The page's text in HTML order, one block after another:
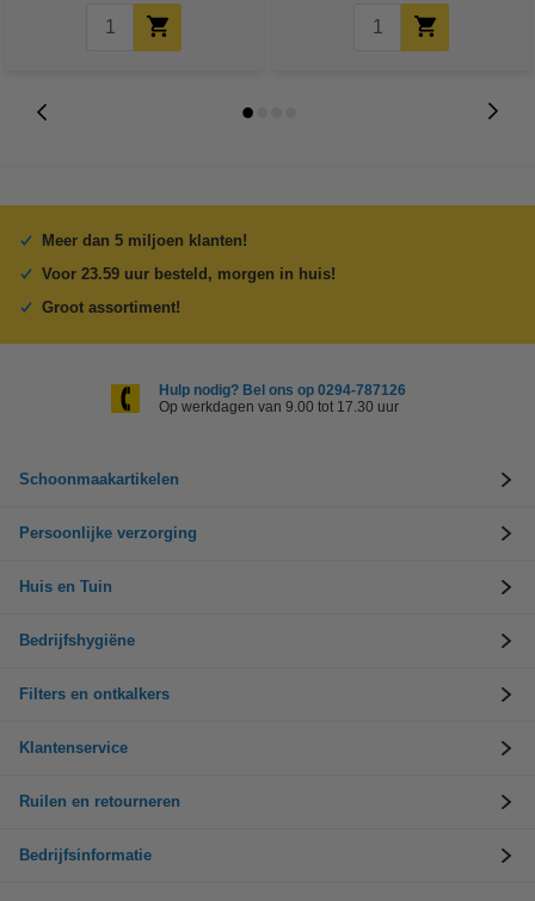
Meer dan 5 miljoen klanten!
Voor 23.59 uur besteld, morgen in huis!
Groot assortiment!
Hulp nodig? Bel ons op 0294-787126
Op werkdagen van 9.00 tot 17.30 uur
Schoonmaakartikelen
Persoonlijke verzorging
Huis en Tuin
Bedrijfshygiëne
Filters en ontkalkers
Klantenservice
Ruilen en retourneren
Bedrijfsinformatie